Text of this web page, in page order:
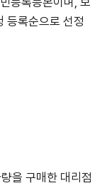
등록순으로 선정
을 구매한 대리점